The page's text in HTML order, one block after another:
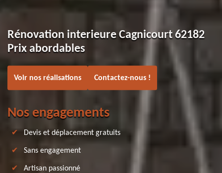
Rénovation interieure Cagnicourt 62182
Prix abordables
Voir nos réalisations Contactez-nous !
Nos engagements
Devis et déplacement gratuits
Sans engagement
Artisan passionné